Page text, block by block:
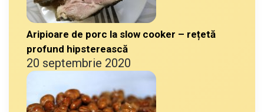
Aripioare de porc la slow cooker – rețetă
profund hipsterească
20 septembrie 2020